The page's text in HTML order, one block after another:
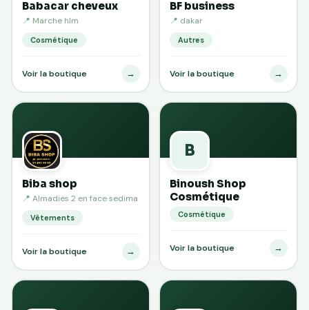
Babacar cheveux
📍 Marche hlm
Cosmétique
Voir la boutique →
BF business
📍 dakar
Autres
Voir la boutique →
Biba shop
📍 Almadies 2 en face sedima
Vêtements
Voir la boutique →
B
Binoush Shop
Cosmétique
Cosmétique
Voir la boutique →